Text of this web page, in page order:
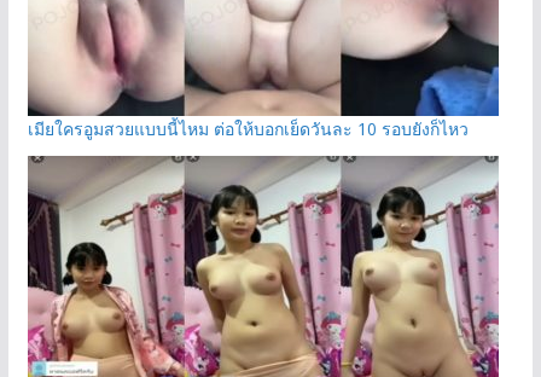
เมียใครอูมสวยแบบนี้ไหม ต่อให้บอกเย็ดวันละ 10 รอบยังก็ไหว